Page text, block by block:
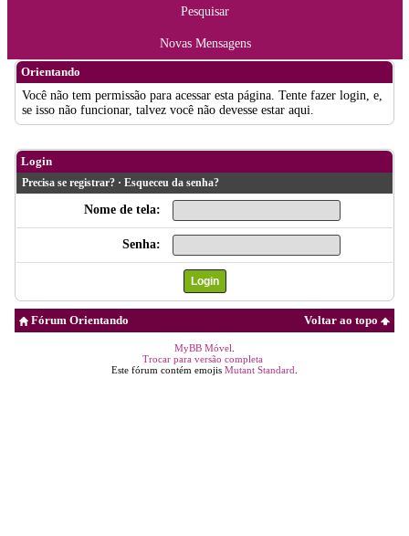
Pesquisar
Novas Mensagens
Orientando
Você não tem permissão para acessar esta página. Tente fazer login, e,
se isso não funcionar, talvez você não devesse estar aqui.
Login
Precisa se registrar? · Esqueceu da senha?
Nome de tela:
Senha:
Voltar ao topo
Fórum Orientando
MyBB Móvel
Trocar para versão completa
Este fórum contém emojis Mutant Standard